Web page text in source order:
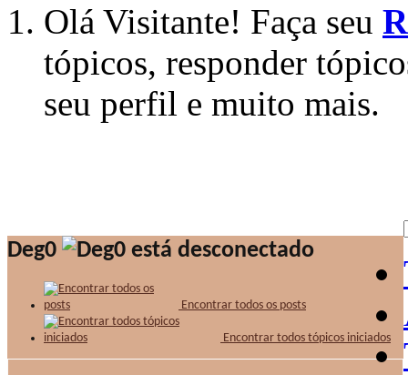
Olá Visitante! Faça seu
tópicos, responder
seu perfil e muito mais.
Deg0
Encontrar todos os posts
Encontrar todos tópicos iniciados